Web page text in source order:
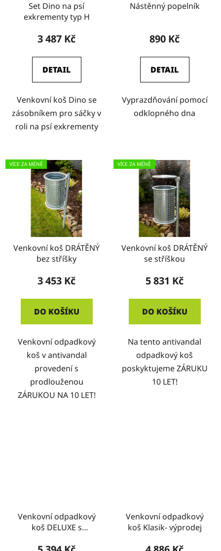
Set Dino na psí
exkrementy typ H
3 487 Kč
DETAIL
Venkovní koš Dino se
zásobníkem pro sáčky v
roli na psí exkrementy
Nástěnný popelník
890 Kč
DETAIL
Vyprazdňování pomocí
odklopného dna
VÍCE ZA MÉNĚ
Venkovní koš DRÁTĚNÝ
bez stříšky
3 453 Kč
DO KOŠÍKU
Venkovní odpadkový
koš v antivandal
provedení s
prodlouženou
ZÁRUKOU NA 10 LET!
VÍCE ZA MÉNĚ
Venkovní koš DRÁTĚNÝ
se stříškou
5 831 Kč
DO KOŠÍKU
Na tento antivandal
odpadkový koš
poskyktujeme ZÁRUKU
10 LET!
Venkovní odpadkový
koš DELUXE s
Venkovní odpadkový
koš Klasik- výprodej